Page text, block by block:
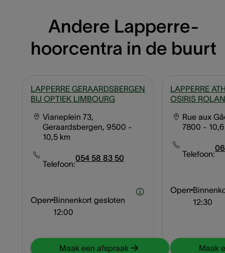
Andere Lapperre-
hoorcentra in de buurt
LAPPERRE GERAARDSBERGEN
BIJ OPTIEK LIMBOURG
Vianeplein 73,
Geraardsbergen, 9500 -
10,5 km
Telefoon:
054 58 83 50
Open Binnenkort gesloten
12:00
Maak een afspraak
LAPPERRE
OSIRIS
Rue aux
7800 -
Telefoon:
Open
12:30
Maak